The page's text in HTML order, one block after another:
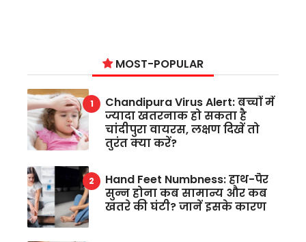
MOST-POPULAR
Chandipura Virus Alert: बच्चों में
ज्यादा खतरनाक हो सकता है
चांदीपुरा वायरस, लक्षण दिखें तो
तुरंत क्या करें?
Hand Feet Numbness: हाथ-पैर
सुन्न होना कब सामान्य और कब
खतरे की घंटी? जानें इसके कारण